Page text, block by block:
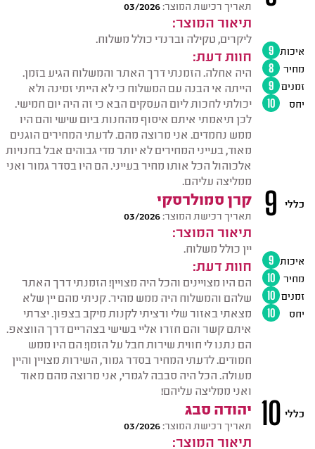
תאריך רכישת המוצר:03/2026
תיאור המוצר:
ליקרים, טקילה וברנדי כולל משלוח.
חוות דעת:
היה אחלה. הזמנתי דרך האתר והמשלוח הגיע בזמן.
הייתה אי הבנה עם המשלוח כי לא הייתי זמינה ולא
יכולתי לחכות ליום העסקים הבא כי זה היה יום חמישי.
לכן תיאמתי איתם איסוף מהחנות ביום שישי והם היו
ממש נחמדים. אני מרוצה מהם. לדעתי המחירים הוגנים
מאוד, בעייני המחירים לא יותר מדי גבוהים אבל בחנויות
אלכוהול הכל אותו מחיר בעייני. הם היו בסדר גמור ואני
ממליצה עליהם.
איכות 9
מחיר
8
זמנים 9
יחס
10
קרן סמולרסקי
תאריך רכישת המוצר:03/2026
תיאור המוצר:
יין כולל משלוח.
חוות דעת:
הם היו מצויינים והכל היה מצויין! הזמנתי דרך האתר
שלהם והמשלוח היה ממש מהיר. קניתי מהם יין שלא
מצאתי באזור שלי ורציתי לקנות מיקב בצפון. יצרתי
איתם קשר והם חזרו אליי בשישי בצהריים דרך הווצאפ.
הם נתנו לי חווית שירות חבל על הזמן! הם היו ממש
חמודים. לדעתי המחיר בסדר גמור, השירות מצויין והיין
מעולה. הכל היה סבבה לגמרי, אני מרוצה מהם מאוד
ואני ממליצה עליהם!
9 כללי
איכות 9
מחיר
10
זמנים 10
יחס
10
יהודה סבג
תאריך רכישת המוצר:03/2026
תיאור המוצר:
10 כללי